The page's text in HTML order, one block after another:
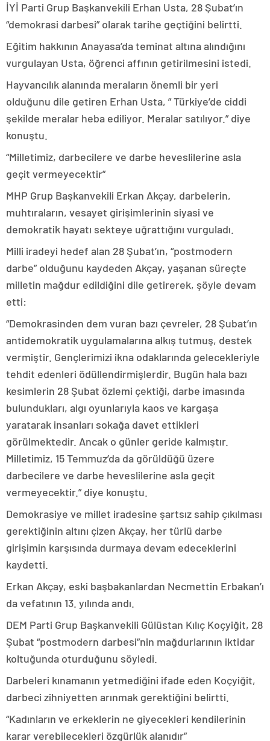
İYİ Parti Grup Başkanvekili Erhan Usta, 28 Şubat’ın
“demokrasi darbesi” olarak tarihe geçtiğini belirtti.
Eğitim hakkının Anayasa’da teminat altına alındığını
vurgulayan Usta, öğrenci affının getirilmesini istedi.
Hayvancılık alanında meraların önemli bir yeri
olduğunu dile getiren Erhan Usta, ” Türkiye’de ciddi
şekilde meralar heba ediliyor. Meralar satılıyor.” diye
konuştu.
“Milletimiz, darbecilere ve darbe heveslilerine asla
geçit vermeyecektir”
MHP Grup Başkanvekili Erkan Akçay, darbelerin,
muhtıraların, vesayet girişimlerinin siyasi ve
demokratik hayatı sekteye uğrattığını vurguladı.
Milli iradeyi hedef alan 28 Şubat’ın, “postmodern
darbe” olduğunu kaydeden Akçay, yaşanan süreçte
milletin mağdur edildiğini dile getirerek, şöyle devam
etti:
“Demokrasinden dem vuran bazı çevreler, 28 Şubat’ın
antidemokratik uygulamalarına alkış tutmuş, destek
vermiştir. Gençlerimizi ikna odaklarında gelecekleriyle
tehdit edenleri ödüllendirmişlerdir. Bugün hala bazı
kesimlerin 28 Şubat özlemi çektiği, darbe imasında
bulundukları, algı oyunlarıyla kaos ve kargaşa
yaratarak insanları sokağa davet ettikleri
görülmektedir. Ancak o günler geride kalmıştır.
Milletimiz, 15 Temmuz’da da görüldüğü üzere
darbecilere ve darbe heveslilerine asla geçit
vermeyecektir.” diye konuştu.
Demokrasiye ve millet iradesine şartsız sahip çıkılması
gerektiğinin altını çizen Akçay, her türlü darbe
girişimin karşısında durmaya devam edeceklerini
kaydetti.
Erkan Akçay, eski başbakanlardan Necmettin Erbakan’ı
da vefatının 13. yılında andı.
DEM Parti Grup Başkanvekili Gülüstan Kılıç Koçyiğit, 28
Şubat “postmodern darbesi”nin mağdurlarının iktidar
koltuğunda oturduğunu söyledi.
Darbeleri kınamanın yetmediğini ifade eden Koçyiğit,
darbeci zihniyetten arınmak gerektiğini belirtti.
“Kadınların ve erkeklerin ne giyecekleri kendilerinin
karar verebilecekleri özgürlük alanıdır”